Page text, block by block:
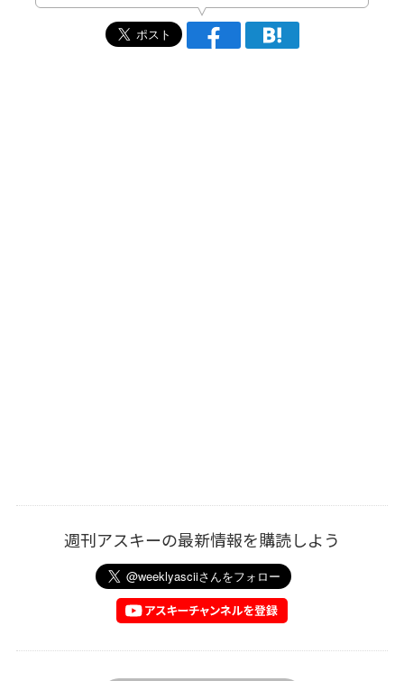
週刊アスキーの最新情報を購読しよう